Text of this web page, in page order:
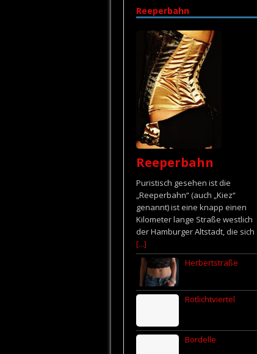
Reeperbahn
Reeperbahn
Puristisch gesehen ist die
„Reeperbahn“ (auch „Kiez“
genannt) ist eine knapp einen
Kilometer lange Straße westlich
der Hamburger Altstadt, die sich
[...]
Herbertstraße
Rotlichtviertel
Bordelle